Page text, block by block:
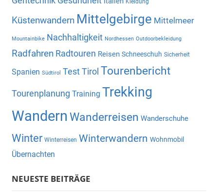
Kleidung
Küstenwandern Mittelgebirge Mittelmeer
Mountainbike Nachhaltigkeit Nordhessen Outdoorbekleidung
Radfahren Radtouren Reisen Schneeschuh Sicherheit
Spanien Südtirol TestTirol Tourenbericht
Tourenplanung Training Trekking
Wandern Wanderreisen Wanderschuhe
Winter Winterreisen Winterwandern Wohnmobil
Übernachten
NEUESTE BEITRÄGE